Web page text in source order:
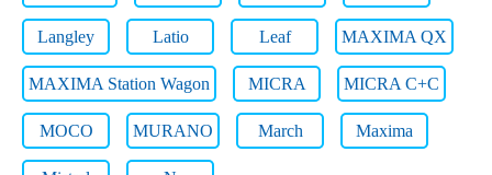
Langley Latio Leaf MAXIMA QX
MAXIMA Station Wagon MICRA MICRA C+C
MOCO MURANO March Maxima